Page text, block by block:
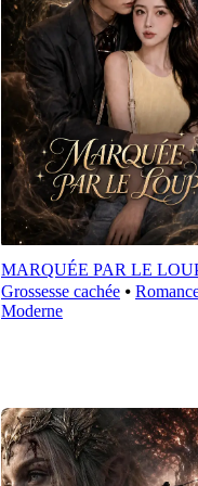
MARQUÉE PAR LE
Grossesse cachée⦁
Moderne